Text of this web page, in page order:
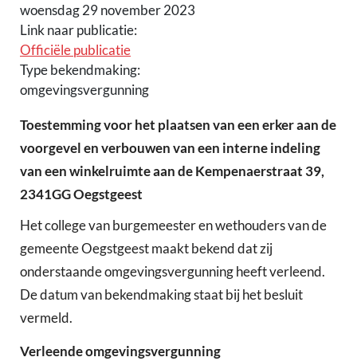
woensdag 29 november 2023
Link naar publicatie:
Officiële publicatie
Type bekendmaking:
omgevingsvergunning
Toestemming voor het plaatsen van een erker aan de
voorgevel en verbouwen van een interne indeling
van een winkelruimte aan de Kempenaerstraat 39,
2341GG Oegstgeest
Het college van burgemeester en wethouders van de
gemeente Oegstgeest maakt bekend dat zij
onderstaande omgevingsvergunning heeft verleend.
De datum van bekendmaking staat bij het besluit
vermeld.
Verleende omgevingsvergunning